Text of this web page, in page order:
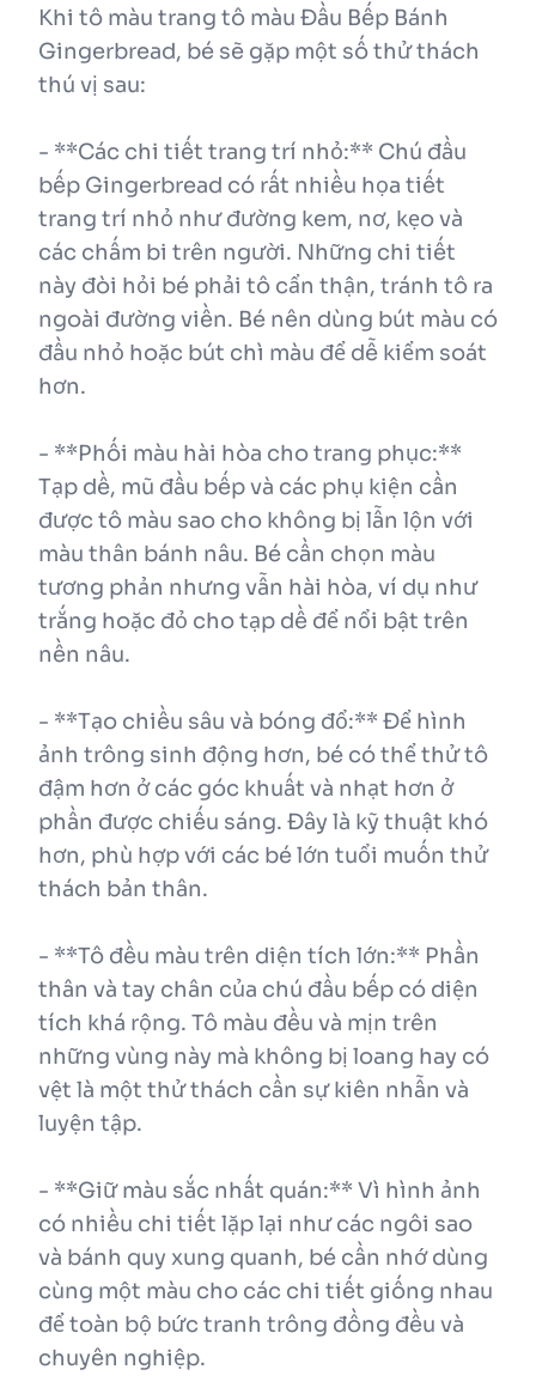
Khi tô màu trang tô màu Đầu Bếp Bánh
Gingerbread, bé sẽ gặp một số thử thách
thú vị sau:
- **Các chi tiết trang trí nhỏ:** Chú đầu
bếp Gingerbread có rất nhiều họa tiết
trang trí nhỏ như đường kem, nơ, kẹo và
các chấm bi trên người. Những chi tiết
này đòi hỏi bé phải tô cẩn thận, tránh tô ra
ngoài đường viền. Bé nên dùng bút màu có
đầu nhỏ hoặc bút chì màu để dễ kiểm soát
hơn.
- **Phối màu hài hòa cho trang phục:**
Tạp dề, mũ đầu bếp và các phụ kiện cần
được tô màu sao cho không bị lẫn lộn với
màu thân bánh nâu. Bé cần chọn màu
tương phản nhưng vẫn hài hòa, ví dụ như
trắng hoặc đỏ cho tạp dề để nổi bật trên
nền nâu.
- **Tạo chiều sâu và bóng đổ:** Để hình
ảnh trông sinh động hơn, bé có thể thử tô
đậm hơn ở các góc khuất và nhạt hơn ở
phần được chiếu sáng. Đây là kỹ thuật khó
hơn, phù hợp với các bé lớn tuổi muốn thử
thách bản thân.
- **Tô đều màu trên diện tích lớn:** Phần
thân và tay chân của chú đầu bếp có diện
tích khá rộng. Tô màu đều và mịn trên
những vùng này mà không bị loang hay có
vệt là một thử thách cần sự kiên nhẫn và
luyện tập.
- **Giữ màu sắc nhất quán:** Vì hình ảnh
có nhiều chi tiết lặp lại như các ngôi sao
và bánh quy xung quanh, bé cần nhớ dùng
cùng một màu cho các chi tiết giống nhau
để toàn bộ bức tranh trông đồng đều và
chuyên nghiệp.